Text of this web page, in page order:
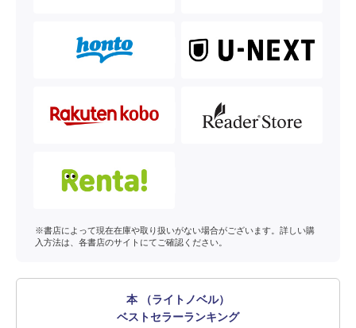
※書店によって現在在庫や取り扱いがない場合がございます。詳しい購
入方法は、各書店のサイトにてご確認ください。
本 （ライトノベル）
ベストセラーランキング